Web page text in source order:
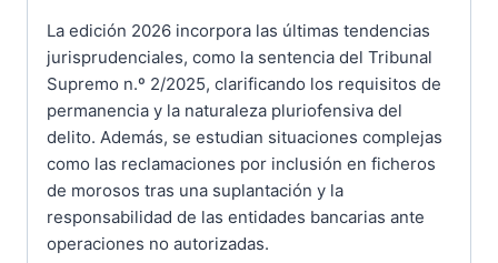
La edición 2026 incorpora las últimas tendencias
jurisprudenciales, como la sentencia del Tribunal
Supremo n.º 2/2025, clarificando los requisitos de
permanencia y la naturaleza pluriofensiva del
delito. Además, se estudian situaciones complejas
como las reclamaciones por inclusión en ficheros
de morosos tras una suplantación y la
responsabilidad de las entidades bancarias ante
operaciones no autorizadas.